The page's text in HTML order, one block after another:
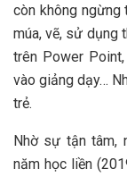
còn không ngừng
múa, vẽ, sử dụng
trên Power
vào giảng dạy…
trẻ.
Nhờ sự tận tâm,
năm học liền